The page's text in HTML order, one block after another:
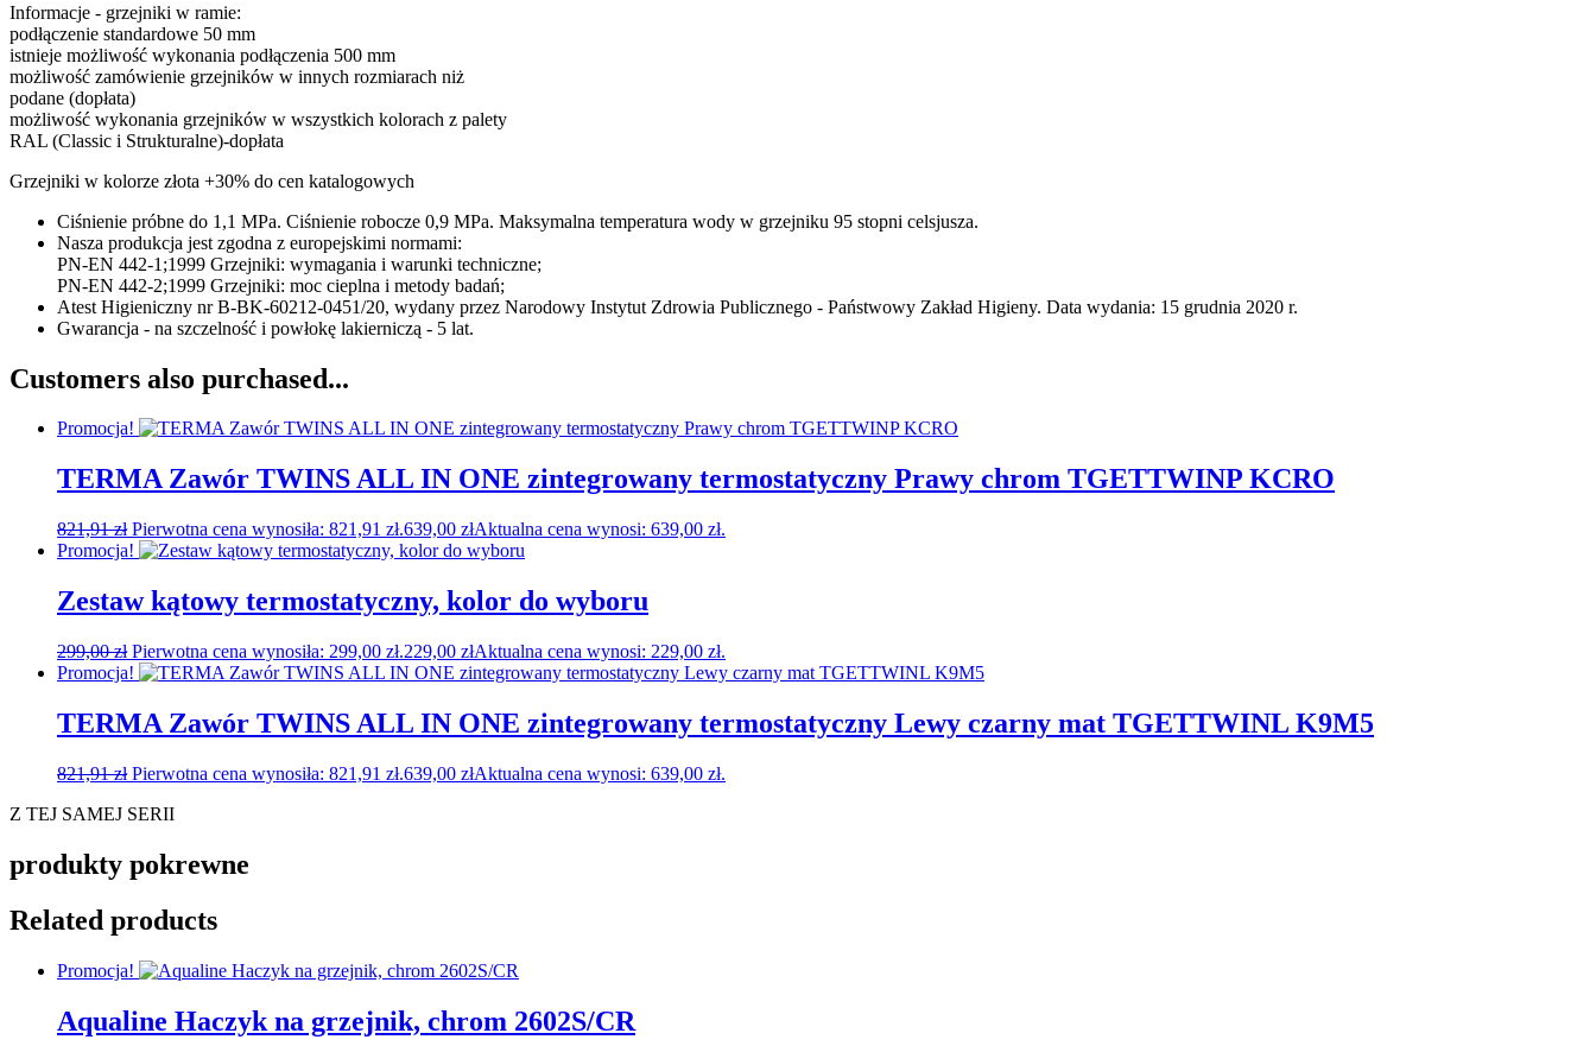
Informacje - grzejniki w ramie:
podłączenie standardowe 50 mm
istnieje możliwość wykonania podłączenia 500 mm
możliwość zamówienie grzejników w innych rozmiarach niż
podane (dopłata)
możliwość wykonania grzejników w wszystkich kolorach z palety
RAL (Classic i Strukturalne)-dopłata
Grzejniki w kolorze złota +30% do cen katalogowych
Ciśnienie próbne do 1,1 MPa. Ciśnienie robocze 0,9 MPa. Maksymalna temperatura wody w grzejniku 95 stopni celsjusza.
Nasza produkcja jest zgodna z europejskimi normami:
PN-EN 442-1;1999 Grzejniki: wymagania i warunki techniczne;
PN-EN 442-2;1999 Grzejniki: moc cieplna i metody badań;
Atest Higieniczny nr B-BK-60212-0451/20, wydany przez Narodowy Instytut Zdrowia Publicznego - Państwowy Zakład Higieny. Data wydania: 15 grudnia 2020 r.
Gwarancja - na szczelność i powłokę lakierniczą - 5 lat.
Customers also purchased...
Promocja!
TERMA Zawór TWINS ALL IN ONE zintegrowany termostatyczny Prawy chrom TGETTWINP KCRO
821,91zł Pierwotna cena wynosiła: 821,91 zł.639,00 złAktualna cena wynosi: 639,00 zł.
Promocja!
Zestaw kątowy termostatyczny, kolor do wyboru
299,00zł Pierwotna cena wynosiła: 299,00 zł.229,00 złAktualna cena wynosi: 229,00 zł.
Promocja!
TERMA Zawór TWINS ALL IN ONE zintegrowany termostatyczny Lewy czarny mat TGETTWINL K9M5
821,91zł Pierwotna cena wynosiła: 821,91 zł.639,00 złAktualna cena wynosi: 639,00 zł.
Z TEJ SAMEJ SERII
produkty pokrewne
Related products
Promocja!
Aqualine Haczyk na grzejnik, chrom 2602S/CR